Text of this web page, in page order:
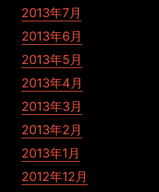
2013年7月
2013年6月
2013年5月
2013年4月
2013年3月
2013年2月
2013年1月
2012年12月